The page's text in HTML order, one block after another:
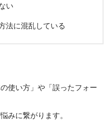
い
法に混乱している
使い方」や「誤ったフォー
みに繋がります。